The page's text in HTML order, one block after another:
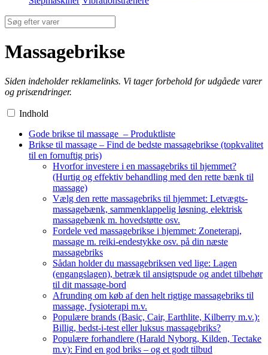
Massagebrikse
Siden indeholder reklamelinks. Vi tager forbehold for udgåede varer
og prisændringer.
Indhold
Gode brikse til massage – Produktliste
Brikse til massage – Find de bedste massagebrikse (topkvalitet
til en fornuftig pris)
Hvorfor investere i en massagebriks til hjemmet?
(Hurtig og effektiv behandling med den rette bænk til
massage)
Vælg den rette massagebriks til hjemmet: Letvægts-
massagebænk, sammenklappelig løsning, elektrisk
massagebænk m. hovedstøtte osv.
Fordele ved massagebrikse i hjemmet: Zoneterapi,
massage m. reiki-endestykke osv. på din næste
massagebriks
Sådan holder du massagebriksen ved lige: Lagen
(engangslagen), betræk til ansigtspude og andet tilbehør
til dit massage-bord
Afrunding om køb af den helt rigtige massagebriks til
massage, fysioterapi m.v.
Populære brands (Basic, Cair, Earthlite, Kilberry m.v.):
Billig, bedst-i-test eller luksus massagebriks?
Populære forhandlere (Harald Nyborg, Kilden, Tectake
m.v): Find en god briks – og et godt tilbud